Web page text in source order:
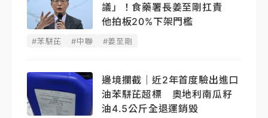
議」！食藥署長姜至剛扛責
他拍板20%下架門檻
#苯駢芘 #中聯 #姜至剛
邊境攔截｜近2年首度驗出進口
油苯駢芘超標 奧地利南瓜籽
油4.5公斤全退運銷毀